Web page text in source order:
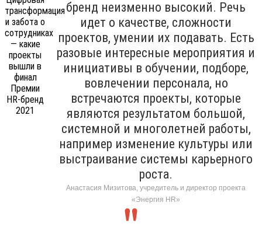
бренд неизменно высокий. Речь
идет о качестве, сложности
проектов, умении их подавать. Есть
разовые интересные мероприятия и
инициативы в обучении, подборе,
вовлечении персонала, но
встречаются проекты, которые
являются результатом большой,
системной и многолетней работы,
например изменение культуры или
выстраивание системы карьерного
роста.
Анастасия Мизитова, учредитель и директор проекта
«Энергия HR»